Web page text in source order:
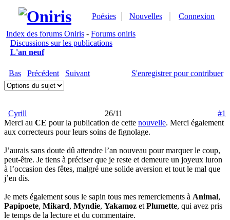
Poésies Nouvelles
Connexion
Index des forums Oniris - Forums oniris
Discussions sur les publications
L'an neuf
Bas Précédent Suivant S'enregistrer pour contribuer
Cyrill 26/11
#1
Merci au CE pour la publication de cette nouvelle. Merci également
aux correcteurs pour leurs soins de fignolage.
J’aurais sans doute dû attendre l’an nouveau pour marquer le coup,
peut-être. Je tiens à préciser que je reste et demeure un joyeux luron
à l’occasion des fêtes, malgré une solide aversion et tout le mal que
j’en dis.
Je mets également sous le sapin tous mes remerciements à Animal,
Papipoete, Mikard, Myndie, Yakamoz et Plumette, qui avez pris
le temps de la lecture et du commentaire.